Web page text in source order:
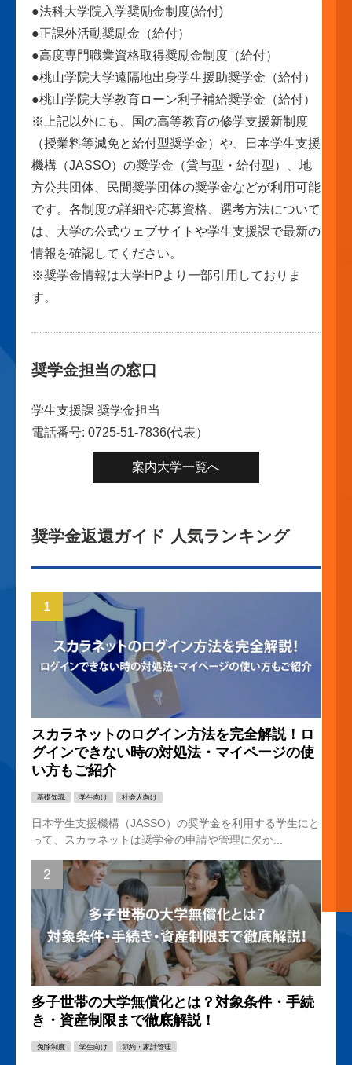
●法科大学院入学奨励金制度(給付)
●正課外活動奨励金（給付）
●高度専門職業資格取得奨励金制度（給付）
●桃山学院大学遠隔地出身学生援助奨学金（給付）
●桃山学院大学教育ローン利子補給奨学金（給付）
※上記以外にも、国の高等教育の修学支援新制度
（授業料等減免と給付型奨学金）や、日本学生支援
機構（JASSO）の奨学金（貸与型・給付型）、地
方公共団体、民間奨学団体の奨学金などが利用可能
です。各制度の詳細や応募資格、選考方法について
は、大学の公式ウェブサイトや学生支援課で最新の
情報を確認してください。
※奨学金情報は大学HPより一部引用しておりま
す。
奨学金担当の窓口
学生支援課 奨学金担当
電話番号: 0725-51-7836(代表）
案内大学一覧へ
奨学金返還ガイド 人気ランキング
スカラネットのログイン方法を完全解説！ロ
グインできない時の対処法・マイページの使
い方もご紹介
基礎知識 学生向け 社会人向け
日本学生支援機構（JASSO）の奨学金を利用する学生にと
って、スカラネットは奨学金の申請や管理に欠か...
多子世帯の大学無償化とは？対象条件・手続
き・資産制限まで徹底解説！
免除制度 学生向け 節約・家計管理